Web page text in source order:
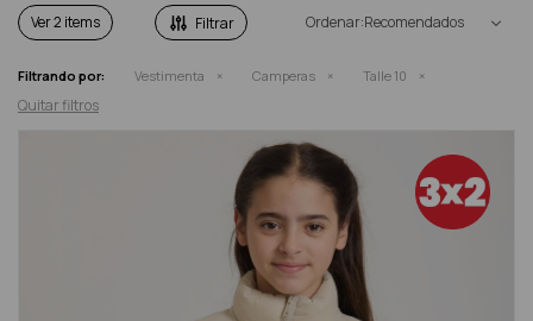
Ver Recomendados
Filtrando por: Vestimenta Camperas Talle 10
Quitar filtros